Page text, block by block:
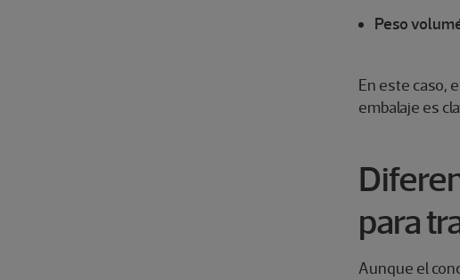
Peso
En este caso,
embalaje es
para
Aunque el